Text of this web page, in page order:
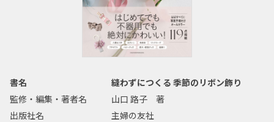
書名
縫わずにつくる 季節のリボン飾り
監修・編集・著者名
山口 路子 著
出版社名
主婦の友社